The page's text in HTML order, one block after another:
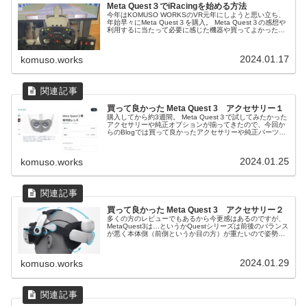
Meta Quest３でiRacingを始める方法
今年はKOMUSO WORKSのVR元年にしようと思い立ち、
年始早々にMeta Quest３を購入。 Meta Quest３の感想や
利用するに当たって必要に感じた機器や買ってよかった機
komuso.works 2024.01.17
買って良かった Meta Quest 3 アクセサリー１
購入してから約3週間。 Meta Quest３で試してみたかった
アクセサリーや純正オプションが揃ってきたので、今回か
らのBlogでは買って良かったアクセサリーや純正パーツを
komuso.works 2024.01.25
買って良かった Meta Quest 3 アクセサリー２
多くの方のレビューでもあるから今更感はあるのですが、
MetaQuest3は…というかQuestシリーズは前後のバランス
が悪く本体側（前側というか目の方）が重たいので姿勢が
komuso.works 2024.01.29